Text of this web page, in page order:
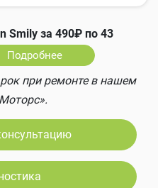
за 490₽ по 43
Подробнее
при ремонте в нашем